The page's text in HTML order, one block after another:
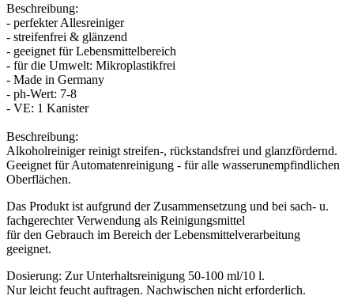
Beschreibung:
- perfekter Allesreiniger
- streifenfrei & glänzend
- geeignet für Lebensmittelbereich
- für die Umwelt: Mikroplastikfrei
- Made in Germany
- ph-Wert: 7-8
- VE: 1 Kanister
Beschreibung:
Alkoholreiniger reinigt streifen-, rückstandsfrei und glanzfördernd.
Geeignet für Automatenreinigung - für alle wasserunempfindlichen
Oberflächen.
Das Produkt ist aufgrund der Zusammensetzung und bei sach- u.
fachgerechter Verwendung als Reinigungsmittel
für den Gebrauch im Bereich der Lebensmittelverarbeitung
geeignet.
Dosierung: Zur Unterhaltsreinigung 50-100 ml/10 l.
Nur leicht feucht auftragen. Nachwischen nicht erforderlich.